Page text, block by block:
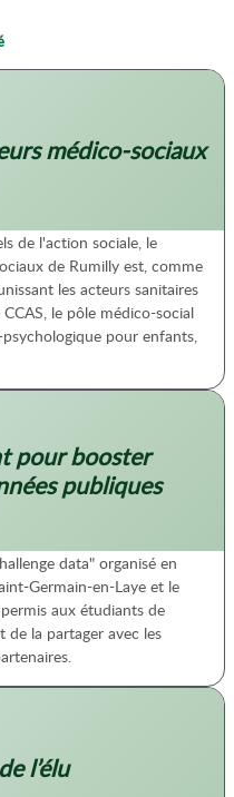
médico-sociaux
de l'action sociale, le
de Rumilly est, comme
les acteurs sanitaires
le pôle médico-social
pour enfants,
pour booster
publiques
data" organisé en
Germain-en-Laye et le
aux étudiants de
la partager avec les
l’élu